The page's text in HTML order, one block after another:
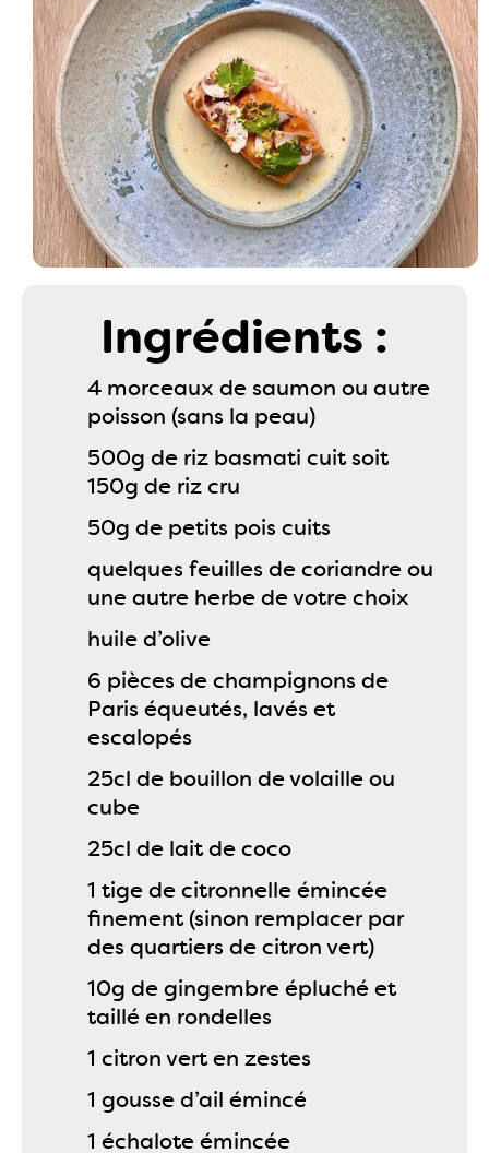
Ingrédients :
4 morceaux de saumon ou autre
poisson (sans la peau)
500g de riz basmati cuit soit
150g de riz cru
50g de petits pois cuits
quelques feuilles de coriandre ou
une autre herbe de votre choix
huile d’olive
6 pièces de champignons de
Paris équeutés, lavés et
escalopés
25cl de bouillon de volaille ou
cube
25cl de lait de coco
1 tige de citronnelle émincée
finement (sinon remplacer par
des quartiers de citron vert)
10g de gingembre épluché et
taillé en rondelles
1 citron vert en zestes
1 gousse d’ail émincé
1 échalote émincée